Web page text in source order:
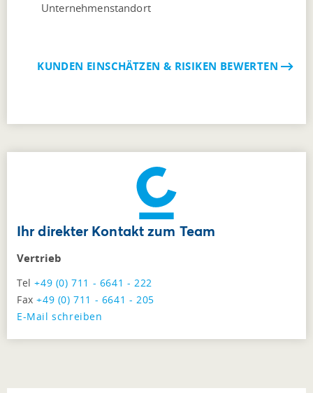
Unternehmenstandort
KUNDEN EINSCHÄTZEN & RISIKEN BEWERTEN
Ihr direkter Kontakt zum Team
Vertrieb
Tel+49 (0) 711 - 6641 - 222
Fax+49 (0) 711 - 6641 - 205
E-Mail schreiben